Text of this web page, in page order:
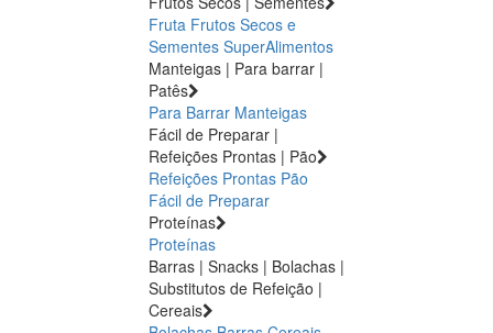
Fruta Frutos Secos e
Sementes SuperAlimentos
Manteigas | Para barrar |
Patês
Para Barrar Manteigas
Fácil de Preparar |
Refeições Prontas | Pão
Refeições Prontas Pão
Fácil de Preparar
Proteínas
Proteínas
Barras | Snacks | Bolachas |
Substitutos de Refeição |
Cereais